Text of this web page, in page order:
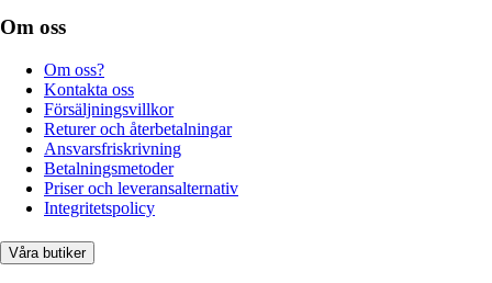
Om oss
Om oss?
Kontakta oss
Försäljningsvillkor
Returer och återbetalningar
Ansvarsfriskrivning
Betalningsmetoder
Priser och leveransalternativ
Integritetspolicy
Våra butiker